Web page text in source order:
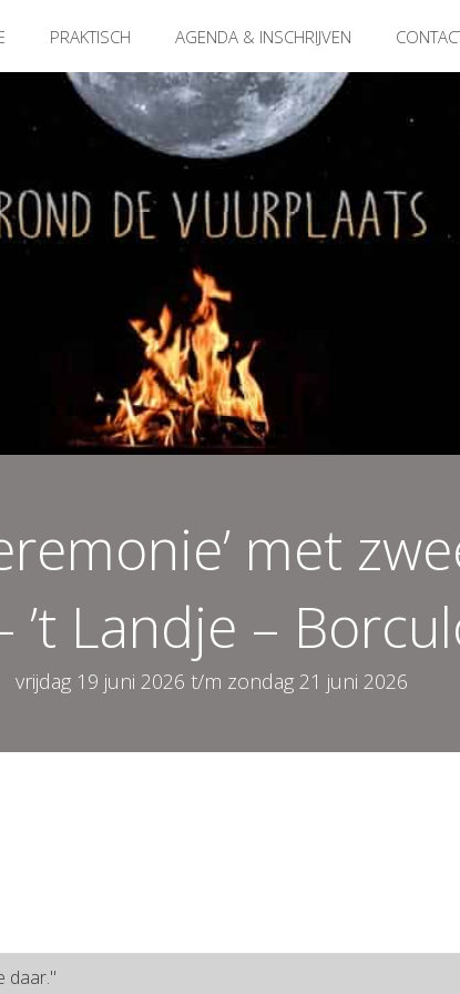
PRAKTISCH AGENDA & INSCHRIJVEN
met
Landje –
vrijdag 19 juni 2026 t/m zondag 21 juni 2026
daar."